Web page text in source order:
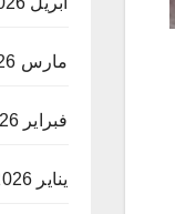
مارس 2026
فبراير 2026
يناير 2026